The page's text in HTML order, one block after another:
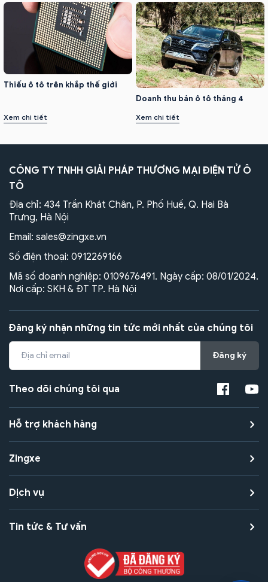
Thiếu ô tô trên khắp thế giới
Xem chi tiết
Doanh thu bán ô tô tháng 4
Xem chi tiết
CÔNG TY TNHH GIẢI PHÁP THƯƠNG MẠI ĐIỆN TỬ Ô
TÔ
Địa chỉ: 434 Trần Khát Chân, P. Phố Huế, Q. Hai Bà
Trưng, Hà Nội
Email: sales@zingxe.vn
Số điện thoại: 0912269166
Mã số doanh nghiệp: 0109676491. Ngày cấp: 08/01/2024.
Nơi cấp: SKH & ĐT TP. Hà Nội
Đăng ký nhận những tin tức mới nhất của chúng tôi
Đăng ký
Theo dõi chúng tôi qua
Hỗ trợ khách hàng
Zingxe
Dịch vụ
Tin tức & Tư vấn